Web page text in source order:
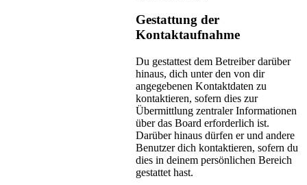
Gestattung der
Kontaktaufnahme
Du gestattest dem Betreiber darüber
hinaus, dich unter den von dir
angegebenen Kontaktdaten zu
kontaktieren, sofern dies zur
Übermittlung zentraler Informationen
über das Board erforderlich ist.
Darüber hinaus dürfen er und andere
Benutzer dich kontaktieren, sofern du
dies in deinem persönlichen Bereich
gestattet hast.